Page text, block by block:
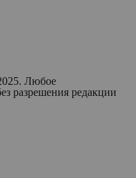
Любое
разрешения редакции